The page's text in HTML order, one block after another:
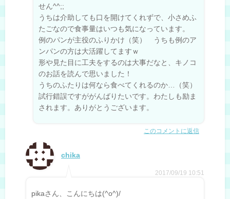
せん^^;;
うちは介助しても口を開けてくれずで、小さめふ
たごなので食事量はいつも気になっています。
例のパンが主役のふりかけ（笑） うちも例のア
ンパンの方は大活躍してますｗ
形や見た目に工夫をするのは大事だなと、キノコ
のお話を読んで思いました！
うちのふたりは何なら食べてくれるのか…（笑）
試行錯誤ですががんばりたいです。わたしも励ま
されます。ありがとうございます。
このコメントに返信
chika
2017/09/19 10:51
pikaさん、こんにちは(^o^)/